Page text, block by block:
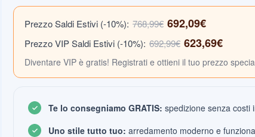
Prezzo Saldi Estivi (-10%): 768,99€ 692,09€
Prezzo VIP Saldi Estivi (-10%): 692,99€ 623,69€
Diventare VIP è gratis! Registrati e ottieni il tuo prezzo
Te lo consegniamo GRATIS: spedizione senza costi
Uno stile tutto tuo: arredamento moderno e